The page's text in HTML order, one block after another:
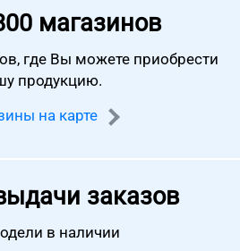
магазинов
где Вы можете приобрести
продукцию.
на карте
заказов
в наличии